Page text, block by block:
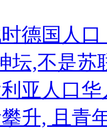
德国人
坛,不是苏
亚人口
升, 且青